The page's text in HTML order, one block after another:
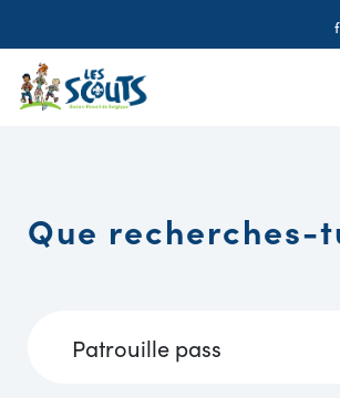
Que recherches-